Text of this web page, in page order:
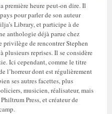
première heure peut-on dire. Il
pour parler de son auteur
Library, et participe à de
anthologie déjà parue chez
privilège de rencontrer Stephen
plusieurs reprises. Il se considère
Ici cependant, comme le titre
l’horreur dont est régulièrement
ses autres facettes, plus
musicien, réalisateur, mais
Press, et créateur de